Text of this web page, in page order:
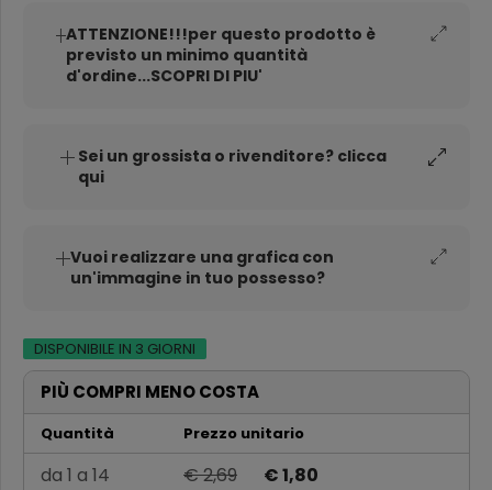
ATTENZIONE!!!per questo prodotto è
previsto un minimo quantità
d'ordine...SCOPRI DI PIU'
Sei un grossista o rivenditore? clicca
qui
Vuoi realizzare una grafica con
un'immagine in tuo possesso?
DISPONIBILE IN 3 GIORNI
PIÙ COMPRI MENO COSTA
Quantità Prezzo unitario
da 1 a 14 € 2,69
€ 1,80